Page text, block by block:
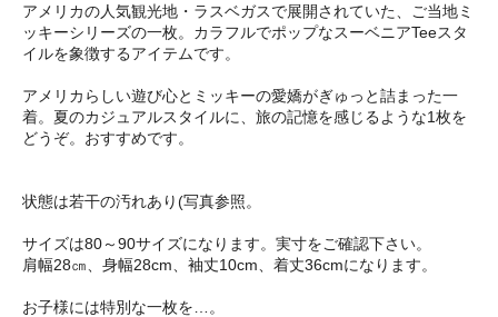
アメリカの人気観光地・ラスベガスで展開されていた、ご当地ミ
ッキーシリーズの一枚。カラフルでポップなスーベニアTeeスタ
イルを象徴するアイテムです。
アメリカらしい遊び心とミッキーの愛嬌がぎゅっと詰まった一
着。夏のカジュアルスタイルに、旅の記憶を感じるような1枚を
どうぞ。おすすめです。
状態は若干の汚れあり(写真参照。
サイズは80～90サイズになります。実寸をご確認下さい。
肩幅28㎝、身幅28cm、袖丈10cm、着丈36cmになります。
お子様には特別な一枚を…。